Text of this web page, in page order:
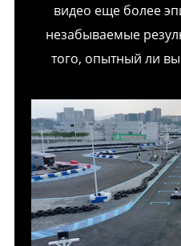
видео еще более
незабываемые
того, опытный ли